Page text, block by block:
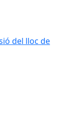
del lloc de